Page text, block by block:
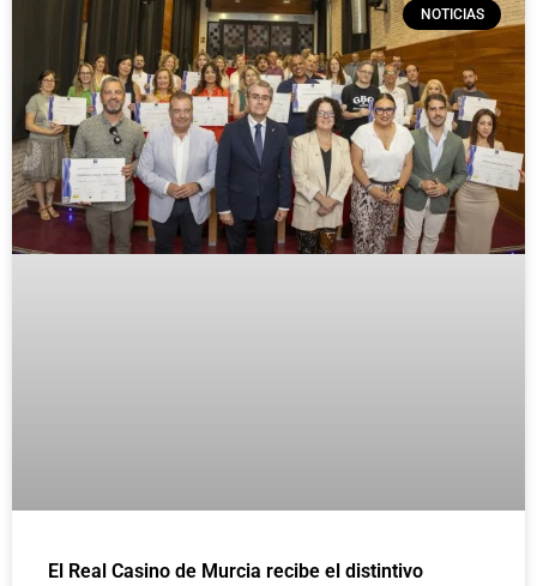
NOTICIAS
El Real Casino de Murcia recibe el distintivo